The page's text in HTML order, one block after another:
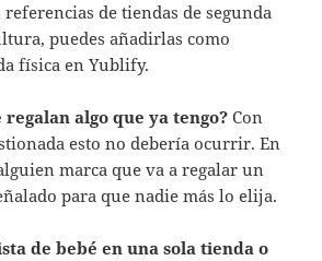
de tiendas de segunda
puedes añadirlas como
física en Yublify.
regalan algo que ya tengo? Con
esto no debería ocurrir. En
marca que va a regalar un
para que nadie más lo elija.
de bebé en una sola tienda o